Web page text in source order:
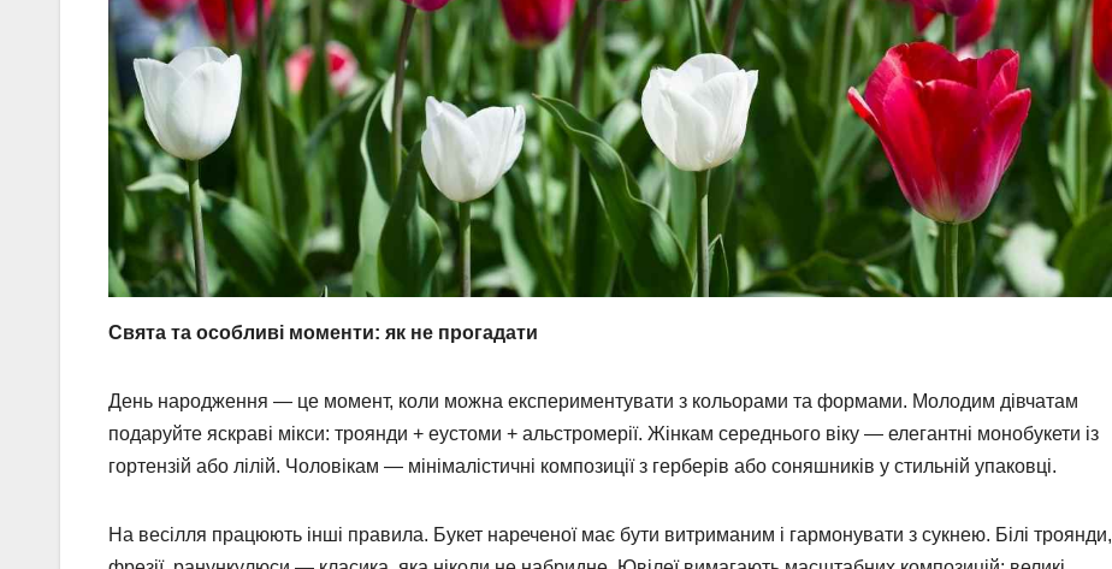
Свята та особливі моменти: як не прогадати
День народження — це момент, коли можна експериментувати з кольорами та формами. Молодим дівчатам
подаруйте яскраві мікси: троянди + еустоми + альстромерії. Жінкам середнього віку — елегантні монобукети із
гортензій або лілій. Чоловікам — мінімалістичні композиції з герберів або соняшників у стильній упаковці.
На весілля працюють інші правила. Букет нареченої має бути витриманим і гармонувати з сукнею. Білі троянди,